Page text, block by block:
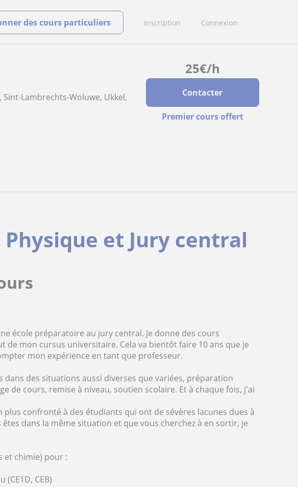
Inscription Connexion
des cours particuliers
25€/h
Contacter
Premier cours offert
Sint-Lambrechts-Woluwe, Ukkel,
et Jury central
école préparatoire au jury central. Je donne des cours
de mon cursus universitaire. Cela va bientôt faire 10 ans que je
mon expérience en tant que professeur.
des situations aussi diverses que variées, préparation
de cours, remise à niveau, soutien scolaire. Et à chaque fois, j'ai
plus confronté à des étudiants qui ont de sévères lacunes dues à
dans la même situation et que vous cherchez à en sortir, je
et chimie) pour :
CEB)